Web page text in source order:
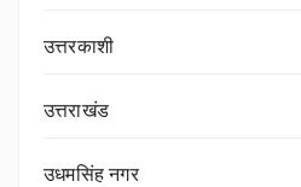
उत्तरकाशी
उत्तराखंड
उधमसिंह नगर